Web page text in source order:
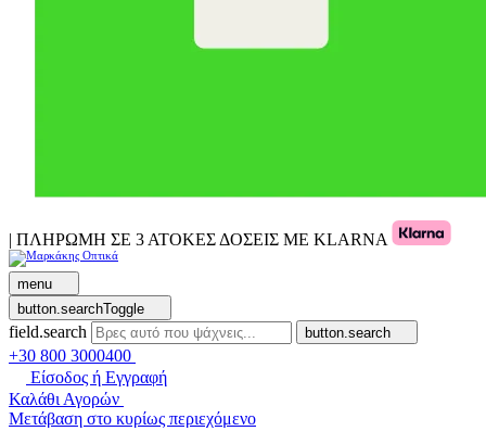
| ΠΛΗΡΩΜΗ ΣΕ 3 ΑΤΟΚΕΣ ΔΟΣΕΙΣ ΜΕ KLARNA
menu
button.searchToggle
field.search button.search
+30 800 3000400
Είσοδος ή Εγγραφή
Καλάθι Αγορών
Μετάβαση στο κυρίως περιεχόμενο